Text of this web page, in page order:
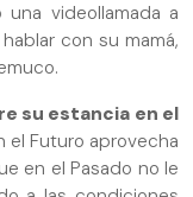
una videollamada a
con su mamá,
su estancia en el
el Futuro aprovecha
en el Pasado no le